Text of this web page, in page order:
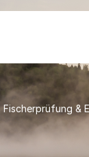
Fischerprüfung &